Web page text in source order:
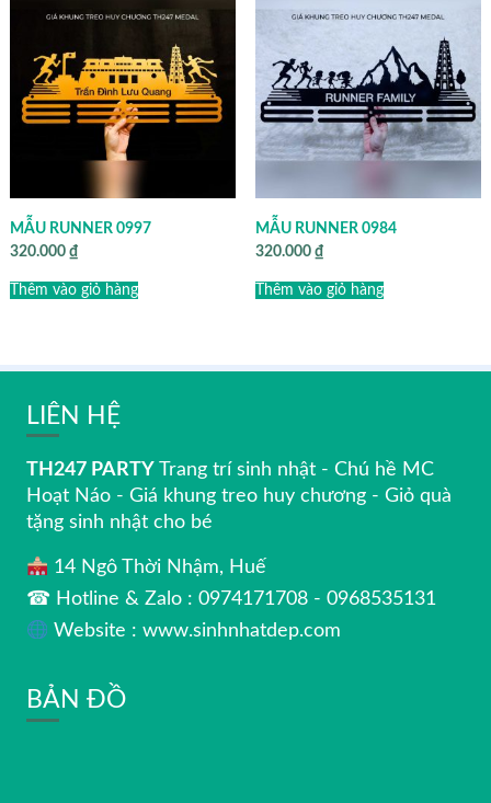
MẪU RUNNER 0997
320.000 ₫
Thêm vào giỏ hàng
MẪU RUNNER 0984
320.000 ₫
Thêm vào giỏ hàng
LIÊN HỆ
TH247 PARTY Trang trí sinh nhật - Chú hề MC
Hoạt Náo - Giá khung treo huy chương - Giỏ quà
tặng sinh nhật cho bé
14 Ngô Thời Nhậm, Huế
☎ Hotline & Zalo : 0974171708 - 0968535131
Website : www.sinhnhatdep.com
BẢN ĐỒ